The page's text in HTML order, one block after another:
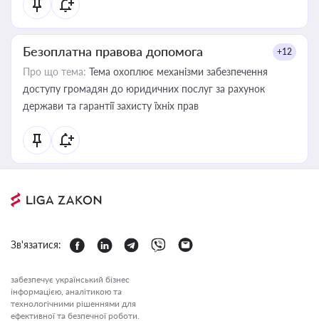
Безоплатна правова допомога +12
Про що тема: Тема охоплює механізми забезпечення
доступу громадян до юридичних послуг за рахунок
держави та гарантії захисту їхніх прав
Зв'язатися:
забезпечує український бізнес
інформацією, аналітикою та
технологічними рішеннями для
ефективної та безпечної роботи.